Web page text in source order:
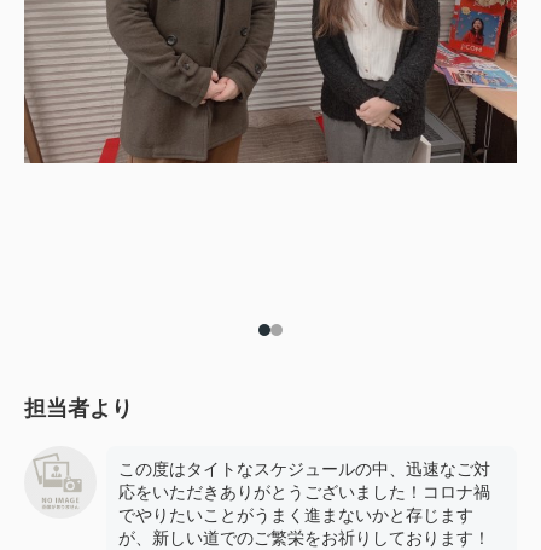
担当者より
この度はタイトなスケジュールの中、迅速なご対
応をいただきありがとうございました！コロナ禍
でやりたいことがうまく進まないかと存じます
が、新しい道でのご繁栄をお祈りしております！